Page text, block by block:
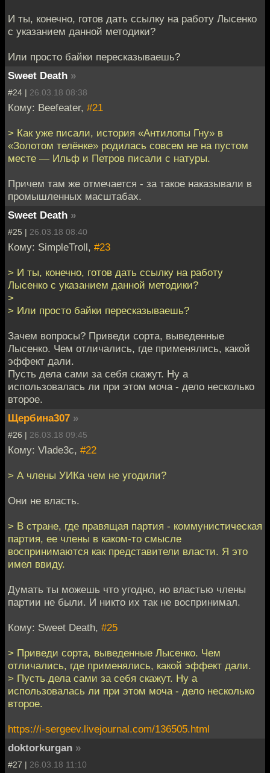
И ты, конечно, готов дать ссылку на работу Лысенко
с указанием данной методики?
Или просто байки пересказываешь?
Sweet Death »
#24 | 26.03.18 08:38
Кому: Beefeater, #21
> Как уже писали, история «Антилопы Гну» в
«Золотом телёнке» родилась совсем не на пустом
месте — Ильф и Петров писали с натуры.
Причем там же отмечается - за такое наказывали в
промышленных масштабах.
Sweet Death »
#25 | 26.03.18 08:40
Кому: SimpleTroll, #23
> И ты, конечно, готов дать ссылку на работу
Лысенко с указанием данной методики?
>
> Или просто байки пересказываешь?
Зачем вопросы? Приведи сорта, выведенные
Лысенко. Чем отличались, где применялись, какой
эффект дали.
Пусть дела сами за себя скажут. Ну а
использовалась ли при этом моча - дело несколько
второе.
Щербина307 »
#26 | 26.03.18 09:45
Кому: Vlade3c, #22
> А члены УИКа чем не угодили?
Они не власть.
> В стране, где правящая партия - коммунистическая
партия, ее члены в каком-то смысле
воспринимаются как представители власти. Я это
имел ввиду.
Думать ты можешь что угодно, но властью члены
партии не были. И никто их так не воспринимал.
Кому: Sweet Death, #25
> Приведи сорта, выведенные Лысенко. Чем
отличались, где применялись, какой эффект дали.
> Пусть дела сами за себя скажут. Ну а
использовалась ли при этом моча - дело несколько
второе.
https://i-sergeev.livejournal.com/136505.html
doktorkurgan »
#27 | 26.03.18 11:10